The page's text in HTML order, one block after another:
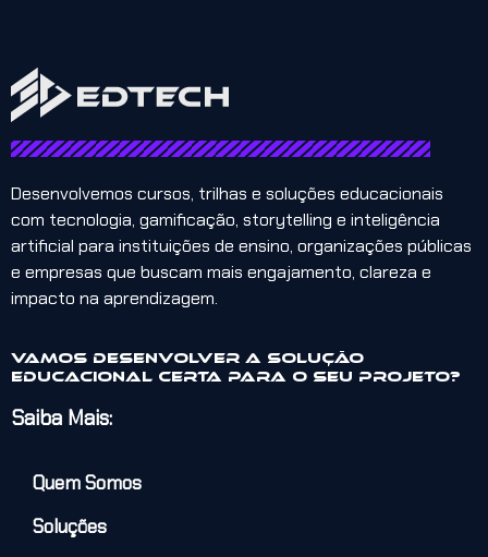
Desenvolvemos cursos, trilhas e soluções educacionais
com tecnologia, gamificação, storytelling e inteligência
artificial para instituições de ensino, organizações públicas
e empresas que buscam mais engajamento, clareza e
impacto na aprendizagem.
Vamos desenvolver a solução
educacional certa para o seu projeto?
Saiba Mais:
Quem Somos
Soluções